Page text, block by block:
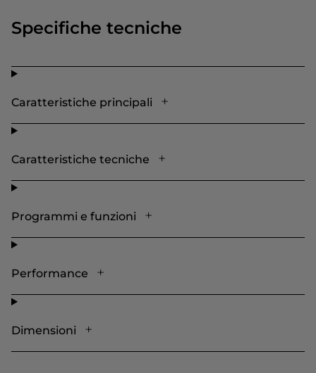
Specifiche tecniche
Caratteristiche principali
Caratteristiche tecniche
Programmi e funzioni
Performance
Dimensioni